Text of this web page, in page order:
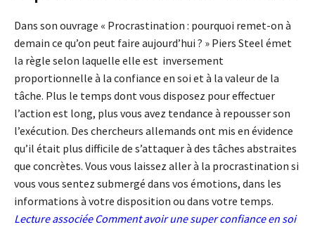
Dans son ouvrage « Procrastination : pourquoi remet-on à
demain ce qu’on peut faire aujourd’hui ? » Piers Steel émet
la règle selon laquelle elle est inversement
proportionnelle à la confiance en soi et à la valeur de la
tâche. Plus le temps dont vous disposez pour effectuer
l’action est long, plus vous avez tendance à repousser son
l’exécution. Des chercheurs allemands ont mis en évidence
qu’il était plus difficile de s’attaquer à des tâches abstraites
que concrètes. Vous vous laissez aller à la procrastination si
vous vous sentez submergé dans vos émotions, dans les
informations à votre disposition ou dans votre temps.
Lecture associée Comment avoir une super confiance en soi